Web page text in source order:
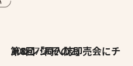
2026.7.30
第8回「同人誌即売会にチャレンジ その2」